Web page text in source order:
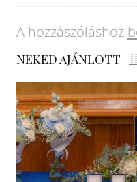
A hozzászóláshoz
NEKED AJÁNLOTT